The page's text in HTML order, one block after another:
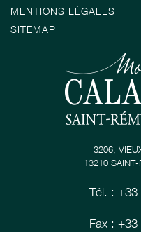
MENTIONS LÉGALES
SITEMAP
3206,
13210
Tél. : +33
Fax : +33